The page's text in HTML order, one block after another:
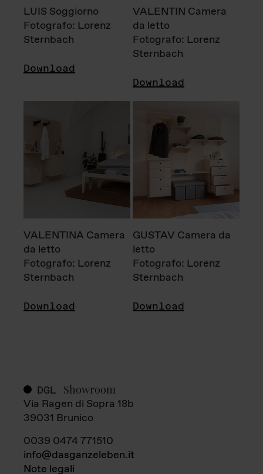
LUIS Soggiorno
Fotografo: Lorenz
Sternbach
Download
VALENTIN Camera
da letto
Fotografo: Lorenz
Sternbach
Download
VALENTINA Camera
da letto
Fotografo: Lorenz
Sternbach
Download
GUSTAV Camera da
letto
Fotografo: Lorenz
Sternbach
Download
DGL Showroom
Via Ragen di Sopra 18b
39031 Brunico
0039 0474 771510
info@dasganzeleben.it
Note legali